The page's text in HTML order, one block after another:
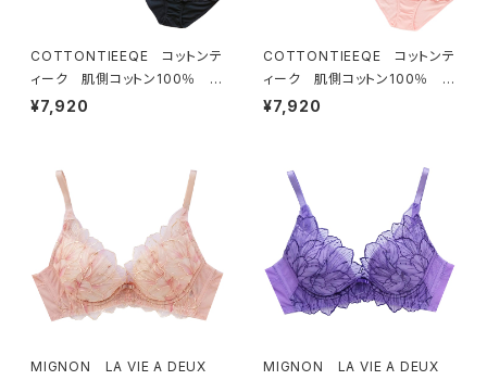
COTTONTIEEQE コットンテ
ィーク 肌側コットン100％ ソ
フトブラ ＆ ショーツセット（ブラ
¥7,920
COTTONTIEEQE コットンテ
ィーク 肌側コットン100％ ソ
フトブラ ＆ ショーツセット（ピー
¥7,920
MIGNON LA VIE A DEUX
MIGNON LA VIE A DEUX